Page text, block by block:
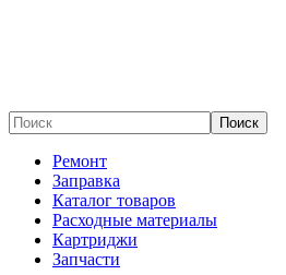
Поиск
Ремонт
Заправка
Каталог товаров
Расходные материалы
Картриджи
Запчасти